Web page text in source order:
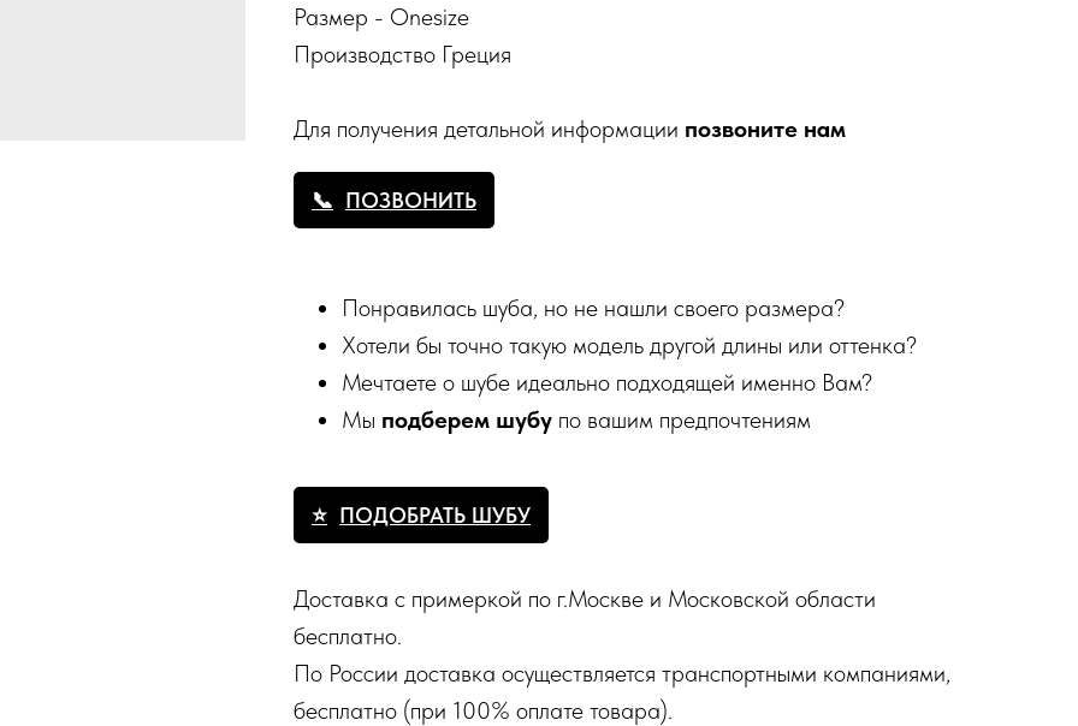
Размер - Onesize
Производство Греция
Для получения детальной информации позвоните нам
ПОЗВОНИТЬ
Понравилась шуба, но не нашли своего размера?
Хотели бы точно такую модель другой длины или оттенка?
Мечтаете о шубе идеально подходящей именно Вам?
Мы подберем шубу по вашим предпочтениям
ПОДОБРАТЬ ШУБУ
Доставка с примеркой по г.Москве и Московской области
бесплатно.
По России доставка осуществляется транспортными компаниями,
бесплатно (при 100% оплате товара).